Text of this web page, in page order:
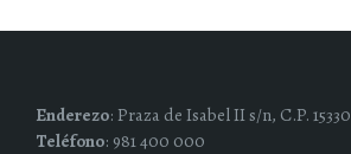
Enderezo: Praza de Isabel II s/n, C.P. 15330
Teléfono: 981 400 000